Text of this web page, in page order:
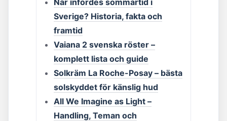
När infördes sommartid i
Sverige? Historia, fakta och
framtid
Vaiana 2 svenska röster –
komplett lista och guide
Solkräm La Roche-Posay – bästa
solskyddet för känslig hud
All We Imagine as Light –
Handling, Teman och